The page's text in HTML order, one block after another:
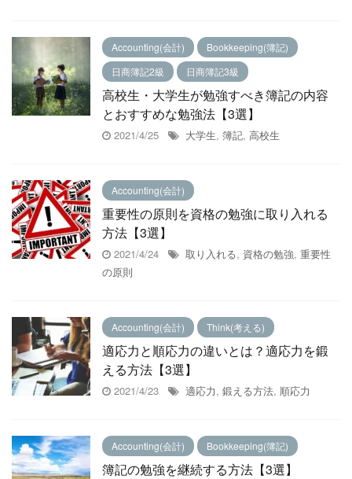
Accounting(会計)
Bookkeeping(簿記)
日商簿記2級
日商簿記3級
高校生・大学生が勉強すべき簿記の内容
とおすすめな勉強法【3選】
2021/4/25 大学生, 簿記, 高校生
Accounting(会計)
重要性の原則を資格の勉強に取り入れる
方法【3選】
2021/4/24 取り入れる, 資格の勉強, 重要性
の原則
Accounting(会計) Think(考える)
適応力と順応力の違いとは？適応力を鍛
える方法【3選】
2021/4/23 適応力, 鍛える方法, 順応力
Accounting(会計) Bookkeeping(簿記)
簿記の勉強を継続する方法【3選】